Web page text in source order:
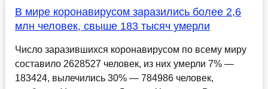
В мире коронавирусом заразились более 2,6
млн человек, свыше 183 тысяч умерли
Число заразившихся коронавирусом по всему миру
составило 2628527 человек, из них умерли 7% —
183424, вылечились 30% — 784986 человек,